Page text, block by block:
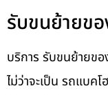
รับขนย้ายข
บริการ รับขนย้ายข
ไม่ว่าจะเป็น รถแบค